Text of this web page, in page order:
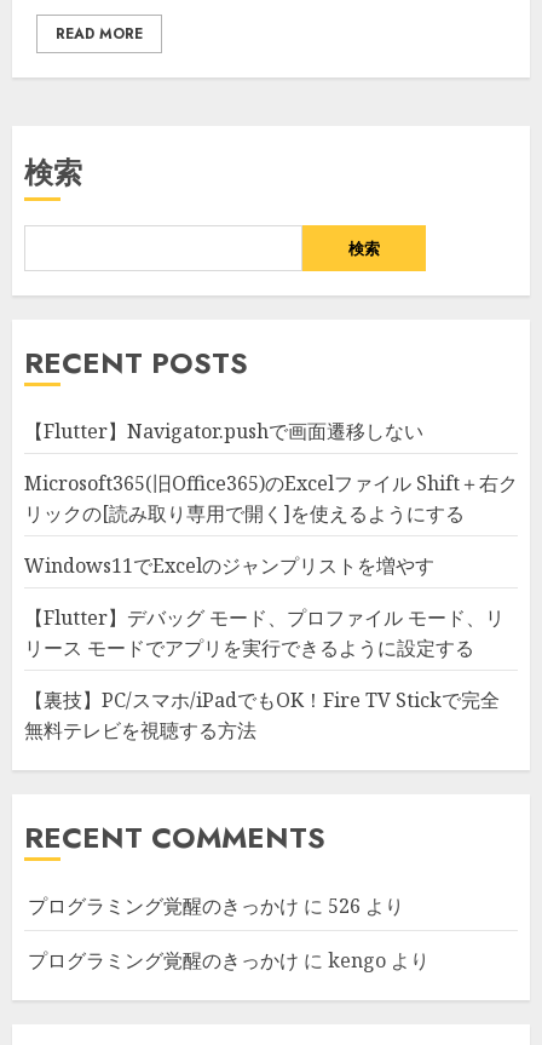
READ MORE
検索
検索
RECENT POSTS
【Flutter】Navigator.pushで画面遷移しない
Microsoft365(旧Office365)のExcelファイル Shift＋右ク
リックの[読み取り専用で開く]を使えるようにする
Windows11でExcelのジャンプリストを増やす
【Flutter】デバッグ モード、プロファイル モード、リ
リース モードでアプリを実行できるように設定する
【裏技】PC/スマホ/iPadでもOK！Fire TV Stickで完全
無料テレビを視聴する方法
RECENT COMMENTS
プログラミング覚醒のきっかけ に 526 より
プログラミング覚醒のきっかけ に kengo より